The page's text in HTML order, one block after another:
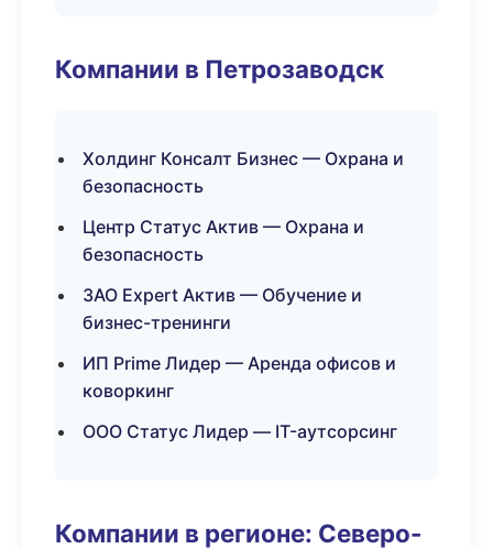
Компании в Петрозаводск
Холдинг Консалт Бизнес — Охрана и
безопасность
Центр Статус Актив — Охрана и
безопасность
ЗАО Expert Актив — Обучение и
бизнес-тренинги
ИП Prime Лидер — Аренда офисов и
коворкинг
ООО Статус Лидер — IT-аутсорсинг
Компании в регионе: Северо-